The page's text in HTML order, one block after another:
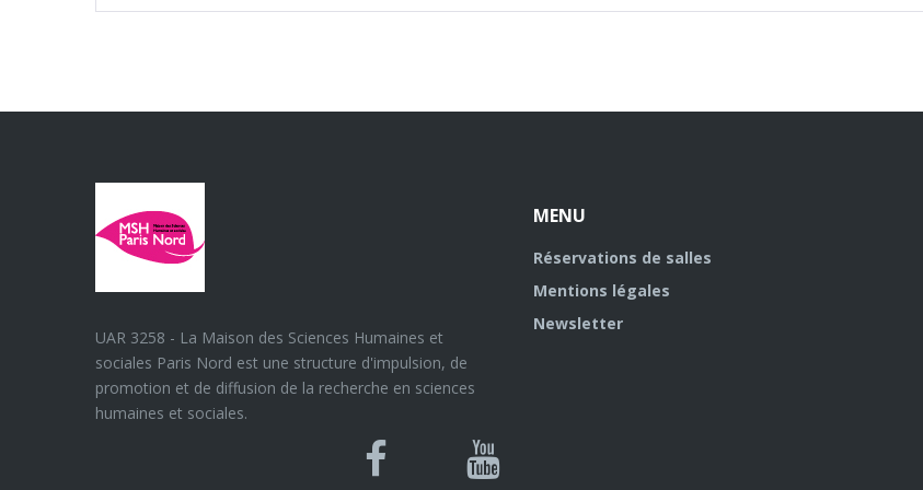
UAR 3258 - La Maison des Sciences Humaines et
sociales Paris Nord est une structure d'impulsion, de
promotion et de diffusion de la recherche en sciences
humaines et sociales.
Bluesky
Canal
MENU
Réservations de salles
Mentions légales
Newsletter